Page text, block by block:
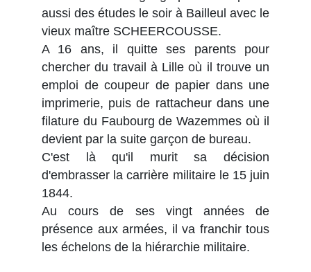
aussi des études le soir à Bailleul avec le
vieux maître SCHEERCOUSSE.
A 16 ans, il quitte ses parents pour
chercher du travail à Lille où il trouve un
emploi de coupeur de papier dans une
imprimerie, puis de rattacheur dans une
filature du Faubourg de Wazemmes où il
devient par la suite garçon de bureau.
C'est là qu'il murit sa décision
d'embrasser la carrière militaire le 15 juin
1844.
Au cours de ses vingt années de
présence aux armées, il va franchir tous
les échelons de la hiérarchie militaire.